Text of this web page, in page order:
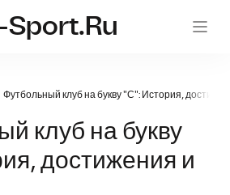
Sport.ru
Футбольный клуб на букву "С": История,
клуб на букву
достижения и